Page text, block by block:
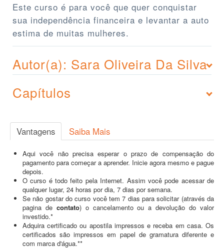
Este curso é para você que quer conquistar
sua independência financeira e levantar a auto
estima de muitas mulheres.
Autor(a): Sara Oliveira Da Silva
Capítulos
Vantagens Saiba Mais
Aqui você não precisa esperar o prazo de compensação do
pagamento para começar a aprender. Inicie agora mesmo e pague
depois.
O curso é todo feito pela Internet. Assim você pode acessar de
qualquer lugar, 24 horas por dia, 7 dias por semana.
Se não gostar do curso você tem 7 dias para solicitar (através da
pagina de contato) o cancelamento ou a devolução do valor
investido.*
Adquira certificado ou apostila impressos e receba em casa. Os
certificados são impressos em papel de gramatura diferente e
com marca d'água.**